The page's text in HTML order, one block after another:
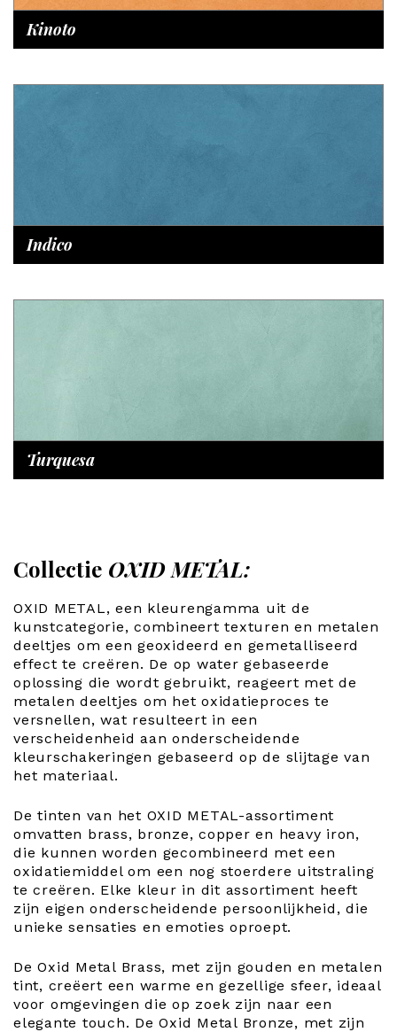
Kinoto
Indico
Turquesa
Collectie OXID METAL:
OXID METAL, een kleurengamma uit de
kunstcategorie, combineert texturen en metalen
deeltjes om een geoxideerd en gemetalliseerd
effect te creëren. De op water gebaseerde
oplossing die wordt gebruikt, reageert met de
metalen deeltjes om het oxidatieproces te
versnellen, wat resulteert in een
verscheidenheid aan onderscheidende
kleurschakeringen gebaseerd op de slijtage van
het materiaal.
De tinten van het OXID METAL-assortiment
omvatten brass, bronze, copper en heavy iron,
die kunnen worden gecombineerd met een
oxidatiemiddel om een nog stoerdere uitstraling
te creëren. Elke kleur in dit assortiment heeft
zijn eigen onderscheidende persoonlijkheid, die
unieke sensaties en emoties oproept.
De Oxid Metal Brass, met zijn gouden en metalen
tint, creëert een warme en gezellige sfeer, ideaal
voor omgevingen die op zoek zijn naar een
elegante touch. De Oxid Metal Bronze, met zijn